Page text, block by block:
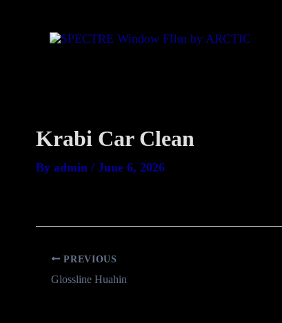
Krabi Car Clean
By admin / June 6, 2026
PREVIOUS
Glossline Huahin